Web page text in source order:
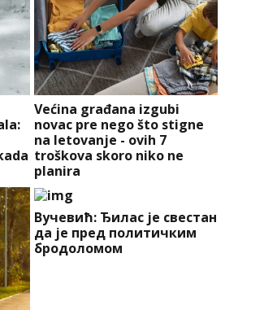
Većina građana izgubi
novac pre nego što stigne
na letovanje - ovih 7
troškova skoro niko ne
planira
Вучевић: Ђилас је свестан
да је пред политичким
бродоломом